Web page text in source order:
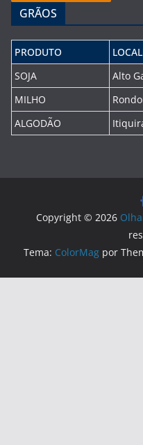
GRÃOS
PRODUTO
SOJA
Alto
MILHO
ALGODÃO
Copyright © 2026
Tema: ColorMag por